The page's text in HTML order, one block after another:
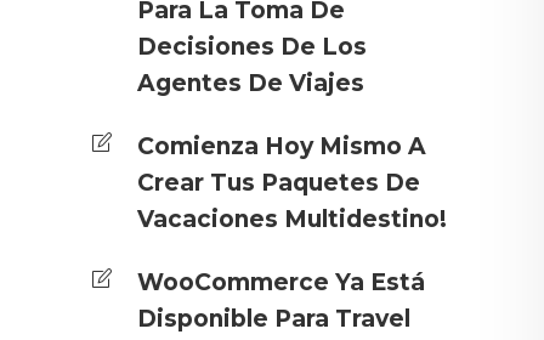
Para La Toma De
Decisiones De Los
Agentes De Viajes
Comienza Hoy Mismo A
Crear Tus Paquetes De
Vacaciones Multidestino!
WooCommerce Ya Está
Disponible Para Travel